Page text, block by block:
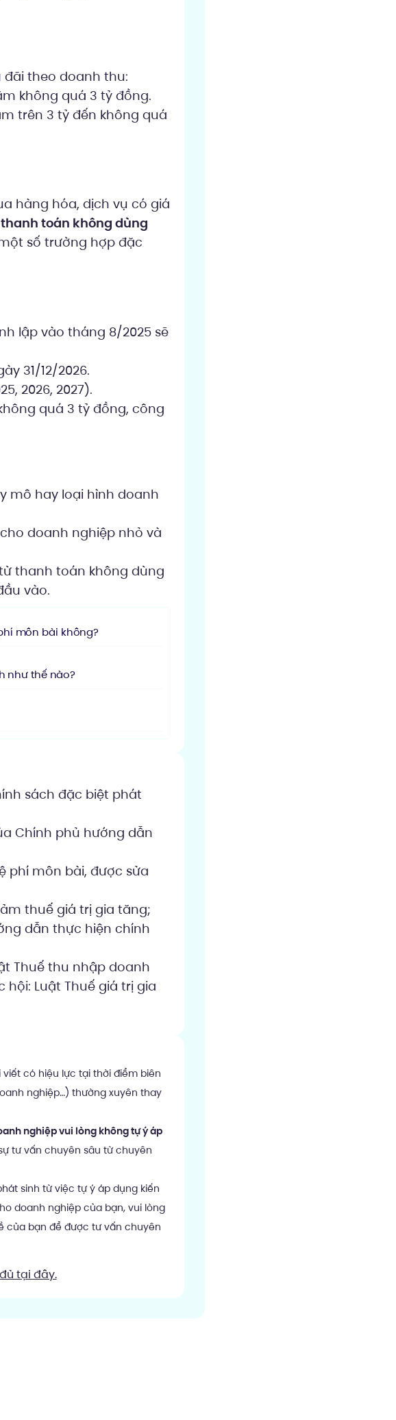
đãi theo doanh thu:
không quá 3 tỷ đồng.
trên 3 tỷ đến không quá
hàng hóa, dịch vụ có giá
toán không dùng
số trường hợp đặc
lập vào tháng 8/2025 sẽ
31/12/2026.
2026, 2027).
quá 3 tỷ đồng, công
mô hay loại hình doanh
doanh nghiệp nhỏ và
thanh toán không dùng
vào.
môn bài không?
như thế nào?
sách đặc biệt phát
Chính phủ hướng dẫn
phí môn bài, được sửa
thuế giá trị gia tăng;
dẫn thực hiện chính
Thuế thu nhập doanh
hội: Luật Thuế giá trị gia
có hiệu lực tại thời điểm biên
nghiệp…) thường xuyên thay
nghiệp vui lòng không tự ý áp
tư vấn chuyên sâu từ chuyên
sinh từ việc tự ý áp dụng kiến
doanh nghiệp của bạn, vui lòng
của bạn để được tư vấn chuyên
tại đây.